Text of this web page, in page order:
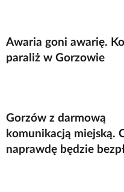
Awaria goni awarię.
paraliż w Gorzowie
Gorzów z darmową
komunikacją miejską.
naprawdę będzie